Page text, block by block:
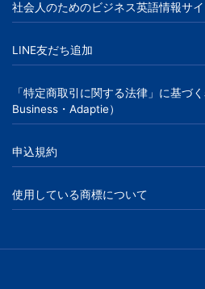
社会人のためのビジネス英語情報サイ
LINE友だち追加
「特定商取引に関する法律」に基づ
Business・Adaptie）
申込規約
使用している商標について